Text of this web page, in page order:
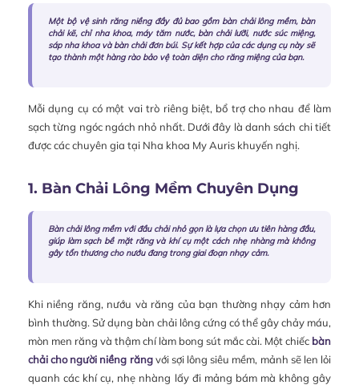
Một bộ vệ sinh răng niềng đầy đủ bao gồm bàn chải lông mềm, bàn
chải kẽ, chỉ nha khoa, máy tăm nước, bàn chải lưỡi, nước súc miệng,
sáp nha khoa và bàn chải đơn búi. Sự kết hợp của các dụng cụ này sẽ
tạo thành một hàng rào bảo vệ toàn diện cho răng miệng của bạn.
Mỗi dụng cụ có một vai trò riêng biệt, bổ trợ cho nhau để làm
sạch từng ngóc ngách nhỏ nhất. Dưới đây là danh sách chi tiết
được các chuyên gia tại Nha khoa My Auris khuyến nghị.
1. Bàn Chải Lông Mềm Chuyên Dụng
Bàn chải lông mềm với đầu chải nhỏ gọn là lựa chọn ưu tiên hàng đầu,
giúp làm sạch bề mặt răng và khí cụ một cách nhẹ nhàng mà không
gây tổn thương cho nướu đang trong giai đoạn nhạy cảm.
Khi niềng răng, nướu và răng của bạn thường nhạy cảm hơn
bình thường. Sử dụng bàn chải lông cứng có thể gây chảy máu,
mòn men răng và thậm chí làm bong sút mắc cài. Một chiếc bàn
chải cho người niềng răngvới sợi lông siêu mềm, mảnh sẽ len lỏi
quanh các khí cụ, nhẹ nhàng lấy đi mảng bám mà không gây